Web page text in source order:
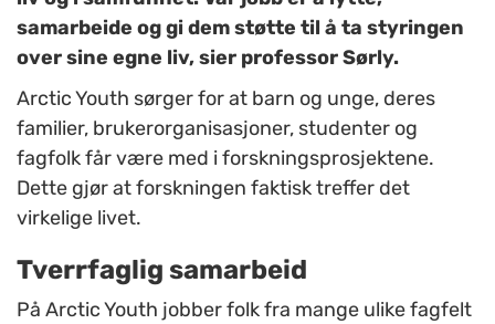
samarbeide og gi dem støtte til å ta styringen
over sine egne liv, sier professor Sørly.
Arctic Youth sørger for at barn og unge, deres
familier, brukerorganisasjoner, studenter og
fagfolk får være med i forskningsprosjektene.
Dette gjør at forskningen faktisk treffer det
virkelige livet.
Tverrfaglig samarbeid
På Arctic Youth jobber folk fra mange ulike fagfelt